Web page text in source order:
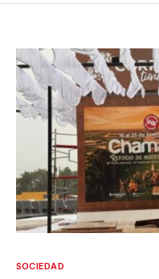
SOCIEDAD